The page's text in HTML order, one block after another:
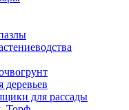
деревьев
для рассады